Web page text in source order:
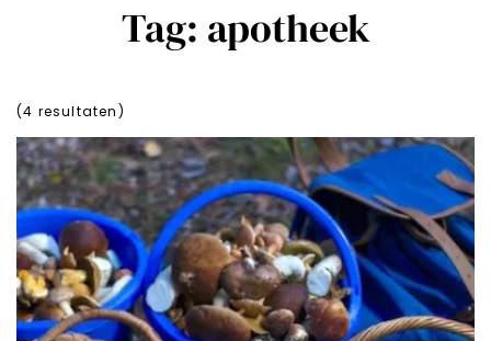
Tag: apotheek
(4 resultaten)